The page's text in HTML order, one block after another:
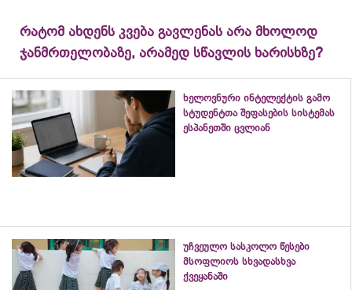
რატომ ახდენს კვება გავლენას არა მხოლოდ
ჯანმრთელობაზე, არამედ სწავლის ხარისხზე?
ხელოვნური ინტელექტის გამო
სტუდენტთა შეფასების სისტემას
ესპანეთში ცვლიან
უჩვეულო სასკოლო წესები
მსოფლიოს სხვადასხვა
ქვეყანაში